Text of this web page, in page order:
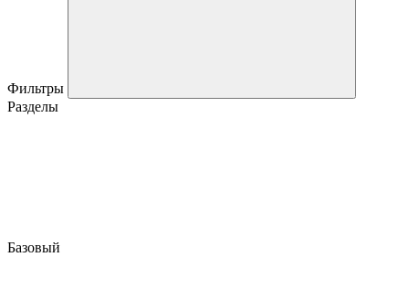
Фильтры
Разделы
Базовый